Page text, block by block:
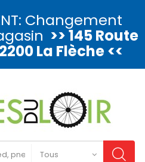
Changement
>> 145 Route
La Flèche <<